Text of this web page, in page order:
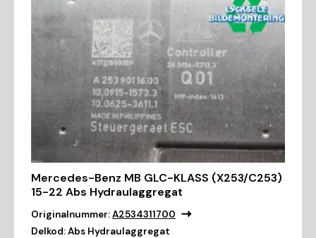
Mercedes-Benz MB GLC-KLASS (X253/C253)
15-22 Abs Hydraulaggregat
Originalnummer:A2534311700
Delkod:Abs Hydraulaggregat